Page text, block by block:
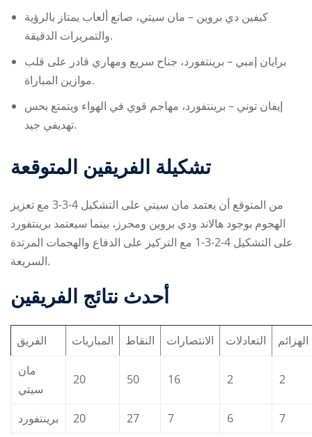
كيفين دي بروين – مان سيتي، صانع ألعاب يمتاز بالرؤية
والتمريرات الدقيقة.
برايان إمبي – برينتفورد، جناح سريع ومهاري قادر على قلب
موازين المباراة.
إيفان توني – برينتفورد، مهاجم قوي في الهواء ويتمتع بحس
تهديفي جيد.
تشكيلة الفريقين المتوقعة
من المتوقع أن يعتمد مان سيتي على التشكيل 4-3-3 مع تعزيز
الهجوم بوجود هالاند ودي بروين ومحرز، بينما سيعتمد برينتفورد
على التشكيل 4-2-3-1 مع التركيز على الدفاع والهجمات المرتدة
السريعة.
أحدث نتائج الفريقين
الفريق المباريات النقاط الانتصارات التعادلات
الهزائم
مان
سيتي
20 50 16 2 2
برينتفورد 20 27 7 6 7